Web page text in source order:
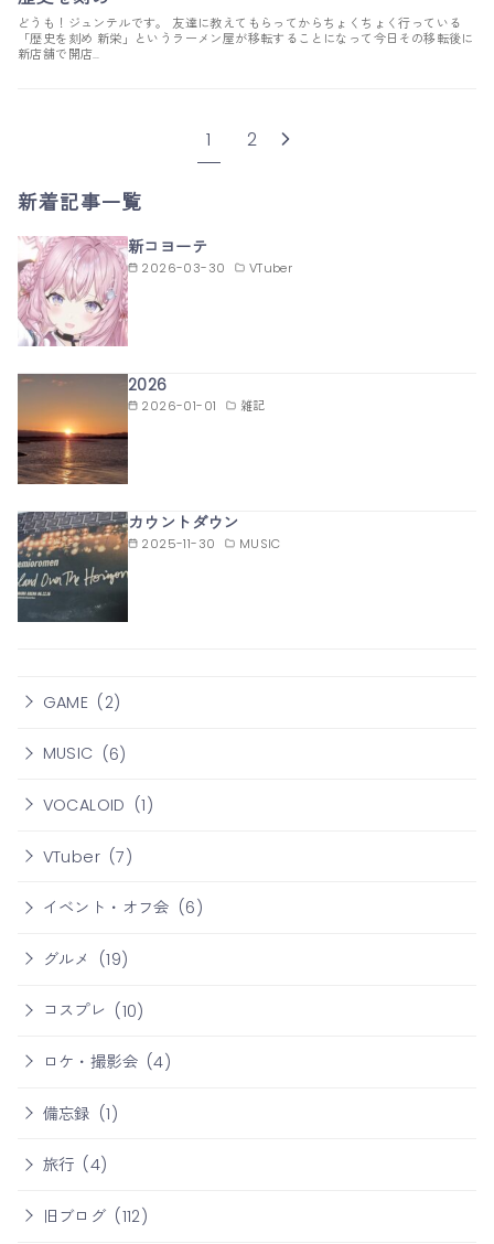
どうも！ジュンテルです。 友達に教えてもらってからちょくちょく行っている
「歴史を刻め 新栄」というラーメン屋が移転することになって今日その移転後に
新店舗で開店…
1 2
新着記事一覧
2026-03-30 VTuber
新コヨーテ
2026-01-01 雑記
2026
2025-11-30 MUSIC
カウントダウン
GAME (2)
MUSIC (6)
VOCALOID (1)
VTuber (7)
イベント・オフ会 (6)
グルメ (19)
コスプレ (10)
ロケ・撮影会 (4)
備忘録 (1)
旅行 (4)
旧ブログ (112)